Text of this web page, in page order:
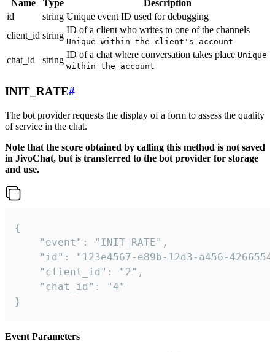
Name Type
Description
id
string Unique event ID used for debugging
client_id string
ID of a client who writes to one of the channels
Unique within the client's account
chat_id string
ID of a chat where conversation takes place Unique
within the account
INIT_RATE#
The bot provider requests the display of a form to assess the quality
of service in the chat.
Note that the score obtained by calling this method is not saved
in JivoChat, but is transferred to the bot provider for storage
and use.
{
    "event": "INIT_RATE",
"id": "123e4567-e89b-12d3-a456-
    "client_id": "2",
    "chat_id": "4"
}
Event Parameters